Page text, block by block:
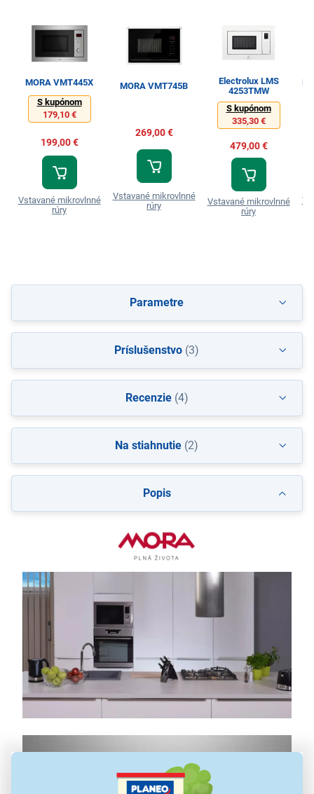
MORA VMT445X
S kupónom
179,10 €
199,00 €
Vstavané mikrovlnné
rúry
MORA VMT745B
269,00 €
Vstavané mikrovlnné
rúry
Electrolux LMS
4253TMW
S kupónom
335,30 €
479,00 €
Vstavané mikrovlnné
rúry
Popis
Parametre
Príslušenstvo (3)
Recenzie(4)
Na stiahnutie (2)